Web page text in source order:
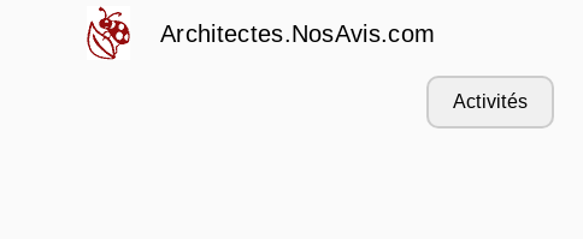
Architectes.NosAvis.com
Activités